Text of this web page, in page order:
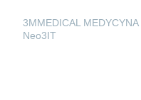
3MMEDICAL
Neo3IT